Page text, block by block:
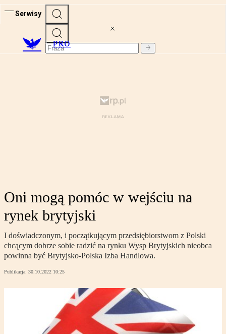
Serwisy
PRO
Oni mogą pomóc w wejściu na
rynek brytyjski
I doświadczonym, i początkującym przedsiębiorstwom z Polski
chcącym dobrze sobie radzić na rynku Wysp Brytyjskich nieobca
powinna być Brytyjsko-Polska Izba Handlowa.
Publikacja: 30.10.2022 10:25